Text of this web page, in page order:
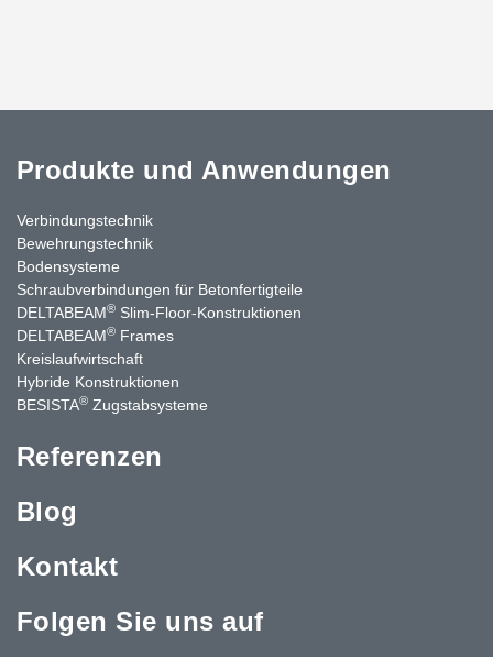
Produkte und Anwendungen
Verbindungstechnik
Bewehrungstechnik
Bodensysteme
Schraubverbindungen für Betonfertigteile
DELTABEAM® Slim-Floor-Konstruktionen
DELTABEAM® Frames
Kreislaufwirtschaft
Hybride Konstruktionen
BESISTA® Zugstabsysteme
Referenzen
Blog
Kontakt
Folgen Sie uns auf